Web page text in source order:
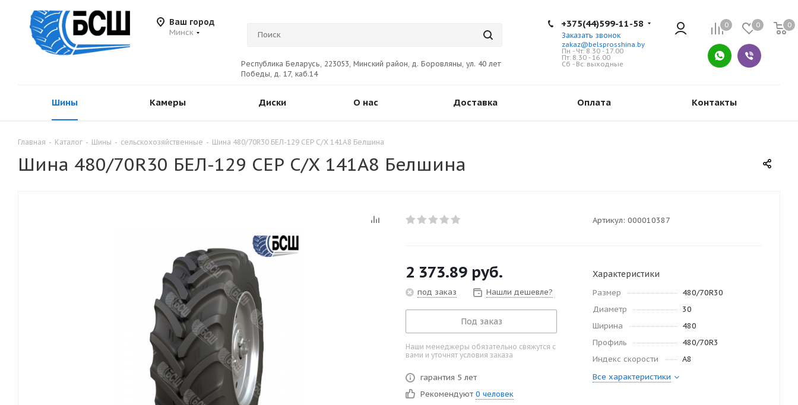
Ваш город
Минск
Республика Беларусь, 223053, Минский район, д. Боровляны, ул. 40 лет
Победы, д. 17, каб.14
0 0 0
+375(44)599-11-58
Заказать звонок
zakaz@belsprosshina.by
Пн - Чт: 8.30 - 17.00
Пт: 8.30 - 16.00
Сб - Вс: выходные
Шины Камеры Диски О нас Доставка Оплата Контакты
Главная - Каталог - Шины - сельскохозяйственные - Шина 480/70R30 БЕЛ-129 СЕР С/Х 141A8 Белшина
Шина 480/70R30 БЕЛ-129 СЕР С/Х 141A8 Белшина
Артикул: 000010387
2 373.89 руб.
под заказ Нашли дешевле?
Под заказ
Наши менеджеры обязательно свяжутся с
вами и уточнят условия заказа
гарантия 5 лет
Рекомендуют 0 человек
Характеристики
Размер
480/70R30
Диаметр
30
Ширина
480
Профиль
480/70R3
Индекс скорости
A8
Все характеристики